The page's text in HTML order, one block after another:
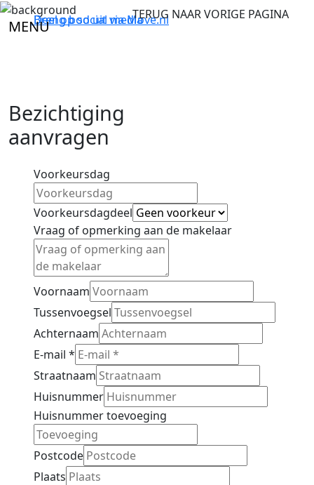
MENU
TERUG NAAR VORIGE PAGINA
Breng bod uit viaMove.nl
Deel op social media
Bezichtiging
aanvragen
Voorkeursdag
Voorkeursdagdeel
Vraag of opmerking aan de makelaar
Voornaam
Tussenvoegsel
Achternaam
E-mail *
Straatnaam
Huisnummer
Huisnummer toevoeging
Postcode
Plaats